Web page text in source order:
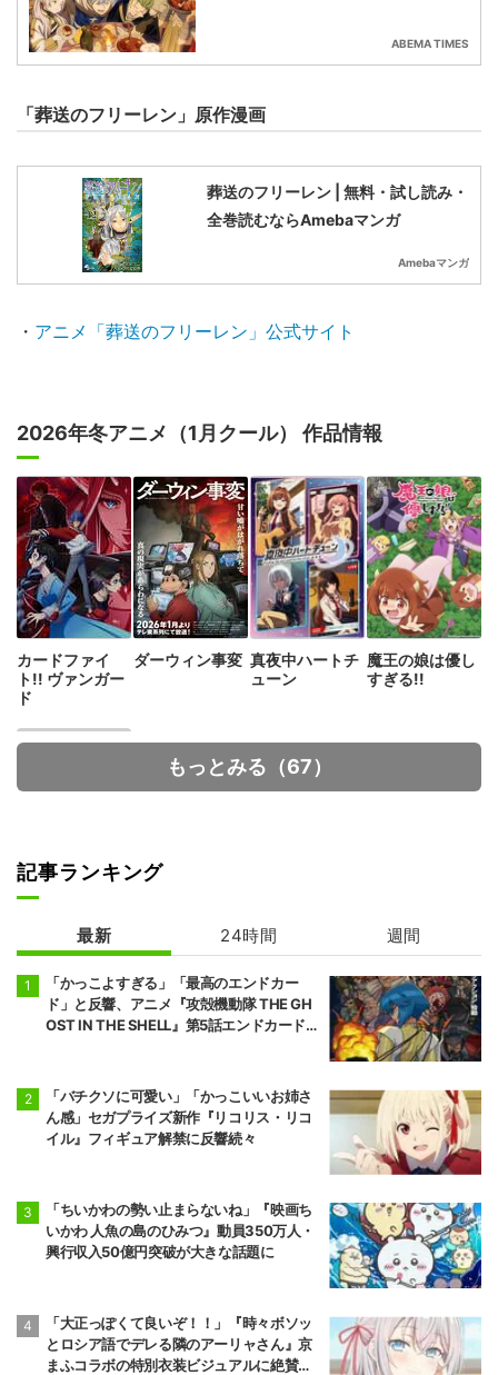
ABEMA TIMES
「葬送のフリーレン」原作漫画
葬送のフリーレン | 無料・試し読み・
全巻読むならAmebaマンガ
Amebaマンガ
・ アニメ「葬送のフリーレン」公式サイト
2026年冬アニメ（1月クール） 作品情報
カードファイ
ト!! ヴァンガー
ド
ダーウィン事変 真夜中ハートチ
ューン
魔王の娘は優し
すぎる!!
もっとみる（67）
記事ランキング
最新 24時間 週間
「かっこよすぎる」「最高のエンドカー
ド」と反響、アニメ『攻殻機動隊 THE GH
OST IN THE SHELL』第5話エンドカード公
「バチクソに可愛い」「かっこいいお姉さ
ん感」セガプライズ新作『リコリス・リコ
イル』フィギュア解禁に反響続々
「ちいかわの勢い止まらないね」『映画ち
いかわ 人魚の島のひみつ』動員350万人・
興行収入50億円突破が大きな話題に
「大正っぽくて良いぞ！！」『時々ボソッ
とロシア語でデレる隣のアーリャさん』京
まふコラボの特別衣装ビジュアルに絶賛の